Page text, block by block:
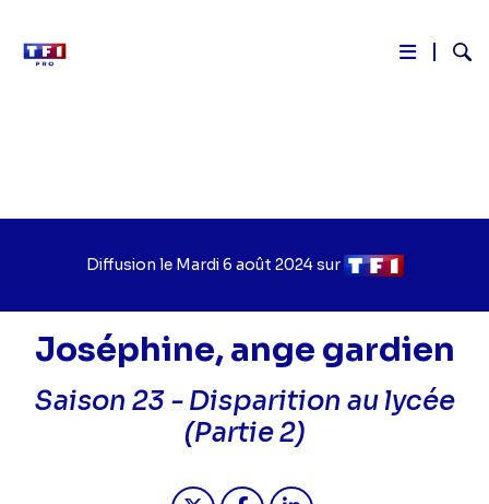
Diffusion le Jour
diffusion
Mardi 6 août 2024sur Chaîne
diffusion
Joséphine, ange gardien
Saison 23 -Disparition au lycée
(Partie 2)
Partager "2024-08-06 01:35 -
Partager "2024-08-06